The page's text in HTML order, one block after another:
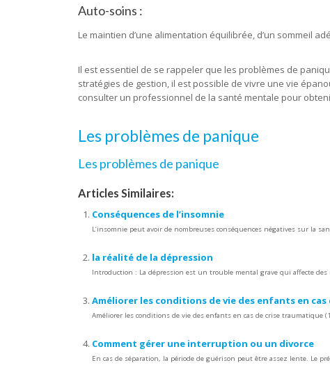
Auto-soins :
Le maintien d’une alimentation équilibrée, d’un sommeil
Il est essentiel de se rappeler que les problèmes de
stratégies de gestion, il est possible de vivre une vie
consulter un professionnel de la santé mentale pour
Les problèmes de panique
Les problèmes de panique
Articles Similaires:
Conséquences de l’insomnie
L’insomnie peut avoir de nombreuses conséquences négatives sur la
la réalité de la dépression
Introduction : La dépression est un trouble mental grave qui affecte
Améliorer les conditions de vie des enfants en
Améliorer les conditions de vie des enfants en cas de crise traumatique
Comment gérer une interruption ou un divorce
En cas de séparation, la période de guérison peut être assez lente. Le